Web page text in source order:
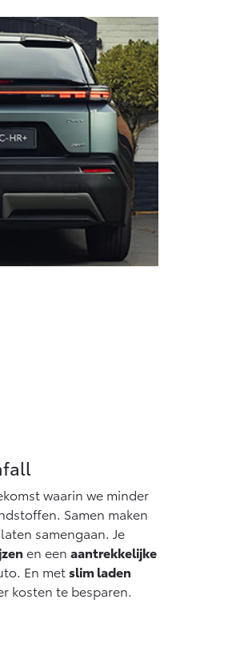
waarin we minder
Samen maken
samengaan. Je
en een aantrekkelijke
En metslim laden
kosten te besparen.